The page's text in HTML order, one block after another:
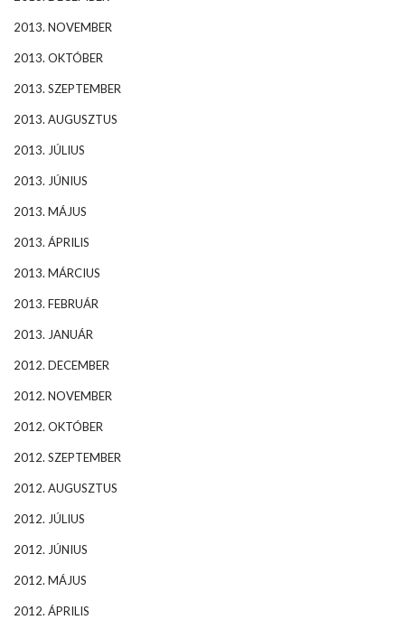
2013. NOVEMBER
2013. OKTÓBER
2013. SZEPTEMBER
2013. AUGUSZTUS
2013. JÚLIUS
2013. JÚNIUS
2013. MÁJUS
2013. ÁPRILIS
2013. MÁRCIUS
2013. FEBRUÁR
2013. JANUÁR
2012. DECEMBER
2012. NOVEMBER
2012. OKTÓBER
2012. SZEPTEMBER
2012. AUGUSZTUS
2012. JÚLIUS
2012. JÚNIUS
2012. MÁJUS
2012. ÁPRILIS